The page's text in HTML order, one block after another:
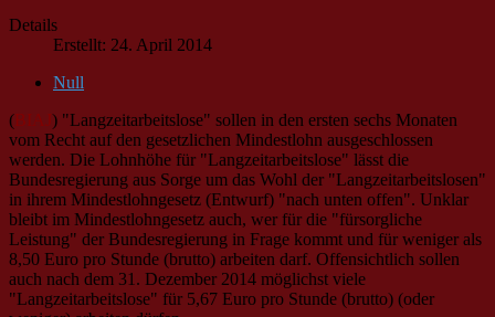
Details
Erstellt: 24. April 2014
Null
(BIAJ) "Langzeitarbeitslose" sollen in den ersten sechs Monaten
vom Recht auf den gesetzlichen Mindestlohn ausgeschlossen
werden. Die Lohnhöhe für "Langzeitarbeitslose" lässt die
Bundesregierung aus Sorge um das Wohl der "Langzeitarbeitslosen"
in ihrem Mindestlohngesetz (Entwurf) "nach unten offen". Unklar
bleibt im Mindestlohngesetz auch, wer für die "fürsorgliche
Leistung" der Bundesregierung in Frage kommt und für weniger als
8,50 Euro pro Stunde (brutto) arbeiten darf. Offensichtlich sollen
auch nach dem 31. Dezember 2014 möglichst viele
"Langzeitarbeitslose" für 5,67 Euro pro Stunde (brutto) (oder